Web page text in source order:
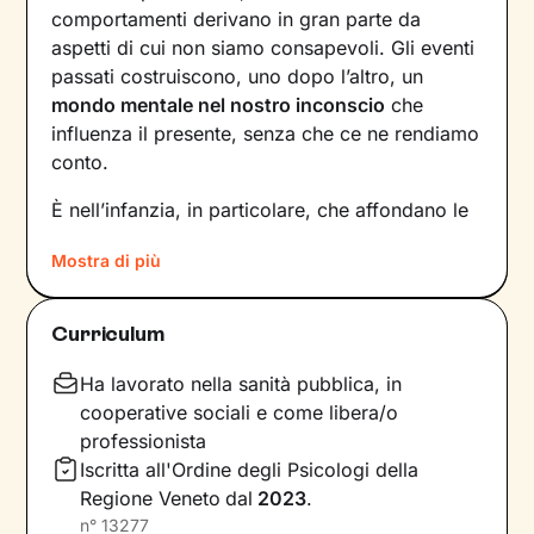
comportamenti derivano in gran parte da
aspetti di cui non siamo consapevoli. Gli eventi
passati costruiscono, uno dopo l’altro, un
mondo mentale nel nostro inconscio che
influenza il presente, senza che ce ne rendiamo
conto.
È nell’infanzia, in particolare, che affondano le
e agire: leesperienze vissute in famiglia
infatti, vengono apprese, memorizzate e
riproposte nelle relazioni successive.
che in età adulta si attivano in maniera
automatica - è la chiave per innescare il
cambiamento.
Conoscere noi stessi significa
portare alla luce
ciò che per tanto tempo è rimasto dietro le
Mostra di più
Curriculum
Ha lavorato nella sanità pubblica, in
cooperative sociali e come libera/o
professionista
Iscritta all'Ordine degli Psicologi della
Regione Veneto dal 2023.
n° 13277